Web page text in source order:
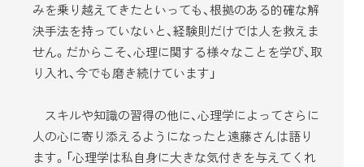
みを乗り越えてきたといっても、根拠のある的確な解
決手法を持っていないと、経験則だけでは人を救えま
せん。だからこそ、心理に関する様々なことを学び、取
り入れ、今でも磨き続けています」
スキルや知識の習得の他に、心理学によってさらに
人の心に寄り添えるようになったと遠藤さんは語り
ます。「心理学は私自身に大きな気付きを与えてくれ